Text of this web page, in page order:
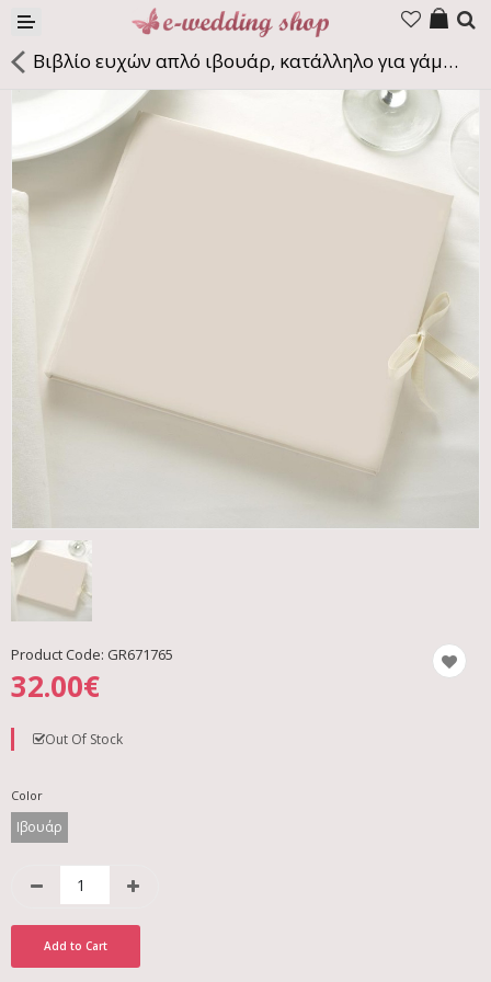
Products
Company
Contact us
Βιβλίο ευχών απλό ιβουάρ, κατάλληλο για γάμο και βάπτιση, ιδανικό για να το εξατομικεύσετε με την προσθήκη διακοσμητικών στοιχείων της επιλογής σας.
Product Code: GR671765
32.00€
Out Of Stock
Color
Ιβουάρ